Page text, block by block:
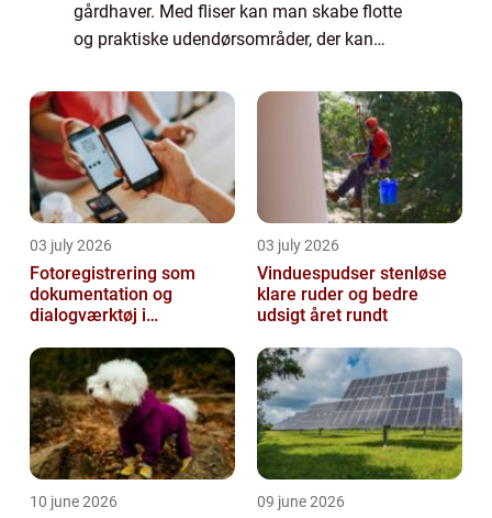
gårdhaver. Med fliser kan man skabe flotte
og praktiske udendørsområder, der kan
03 july 2026
Fotoregistrering som
dokumentation og
dialogværktøj i
03 july 2026
Vinduespudser stenløse
klare ruder og bedre
udsigt året rundt
10 june 2026 09 june 2026